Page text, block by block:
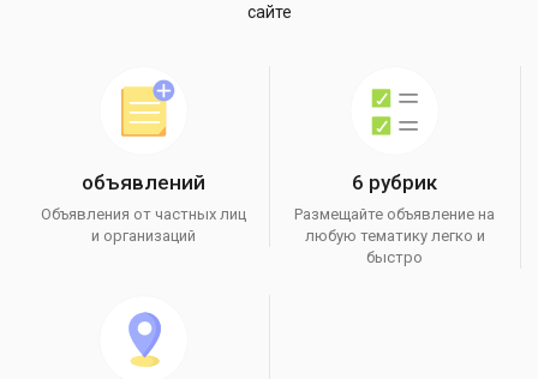
сайте
объявлений
Объявления от частных лиц
и организаций
6 рубрик
Размещайте объявление на
любую тематику легко и
быстро